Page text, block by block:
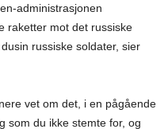
administrasjonen
raketter mot det russiske
russiske soldater, sier
vet om det, i en pågående
som du ikke stemte for, og